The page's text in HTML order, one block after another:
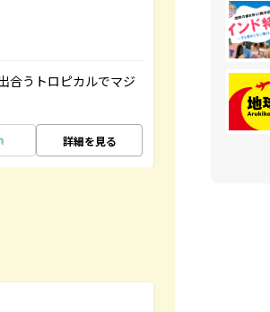
合うトロピカルでマジ
詳細を見る